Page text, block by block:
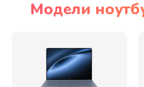
Модели